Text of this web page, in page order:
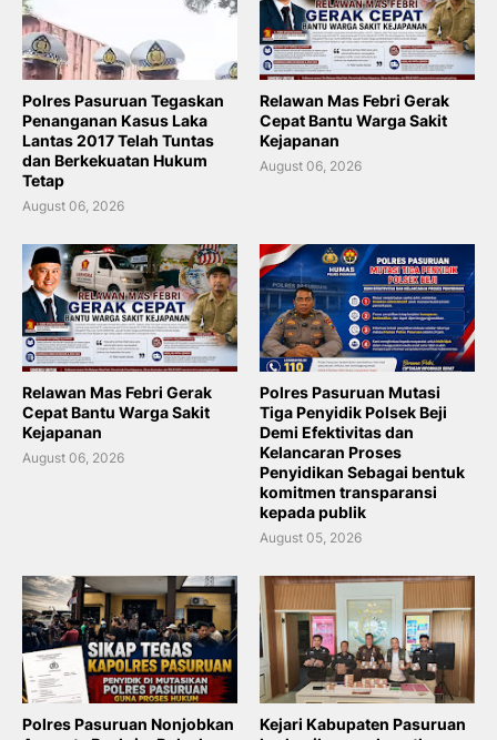
Polres Pasuruan Tegaskan
Penanganan Kasus Laka
Lantas 2017 Telah Tuntas
dan Berkekuatan Hukum
Tetap
August 06, 2026
Relawan Mas Febri Gerak
Cepat Bantu Warga Sakit
Kejapanan
August 06, 2026
Relawan Mas Febri Gerak
Cepat Bantu Warga Sakit
Kejapanan
August 06, 2026
Polres Pasuruan Mutasi
Tiga Penyidik Polsek Beji
Demi Efektivitas dan
Kelancaran Proses
Penyidikan Sebagai bentuk
komitmen transparansi
kepada publik
August 05, 2026
Polres Pasuruan Nonjobkan
Kejari Kabupaten Pasuruan